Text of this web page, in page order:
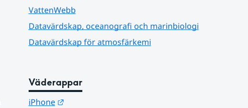
VattenWebb
Datavärdskap, oceanografi och marinbiologi
Datavärdskap för atmosfärkemi
Väderappar
iPhone
Länk till annan webbplats.